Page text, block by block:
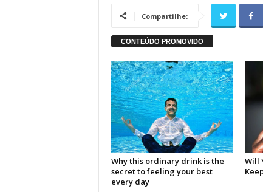
Compartilhe: